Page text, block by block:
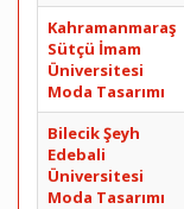
Kahramanmaraş
Sütçü İmam
Üniversitesi
Moda Tasarımı
Bilecik Şeyh
Edebali
Üniversitesi
Moda Tasarımı